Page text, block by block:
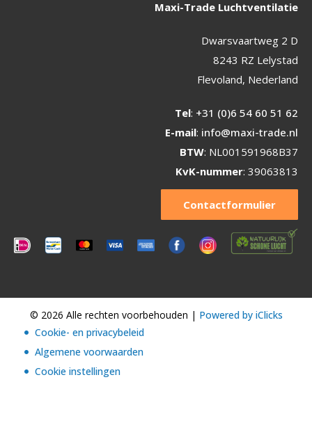
Maxi-Trade Luchtventilatie
Dwarsvaartweg 2 D
8243 RZ Lelystad
Flevoland, Nederland
Tel: +31 (0)6 54 60 51 62
E-mail: info@maxi-trade.nl
BTW: NL001591968B37
KvK-nummer: 39063813
Contactformulier
© 2026 Alle rechten voorbehouden | Powered by iClicks
Cookie- en privacybeleid
Algemene voorwaarden
Cookie instellingen